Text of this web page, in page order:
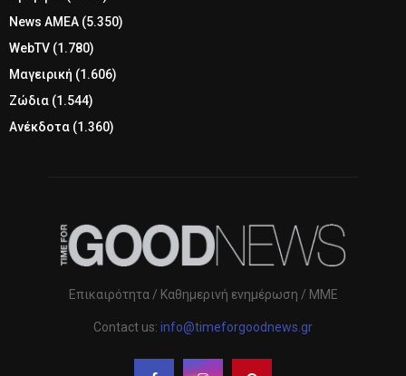
News ΑΜΕΑ (5.350)
WebTV (1.780)
Μαγειρική (1.606)
Ζώδια (1.544)
Ανέκδοτα (1.360)
Επικαιρότητα / Καθημερινή ενημέρωση / ΜΜΕ
Contact us: info@timeforgoodnews.gr